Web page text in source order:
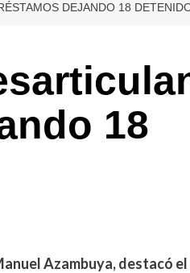
DEJANDO 18
18
Azambuya, destacó el